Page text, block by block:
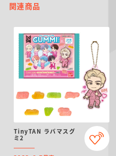
関連商品
TinyTAN ラバマスグ
ミ2